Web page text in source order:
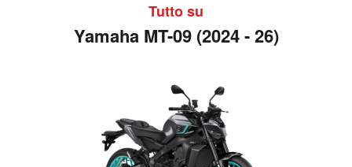
Tutto su
Yamaha MT-09 (2024 - 26)